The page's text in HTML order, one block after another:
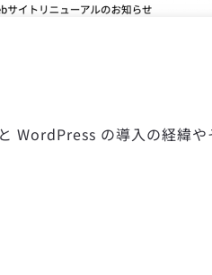
WordPress の導入の経緯や